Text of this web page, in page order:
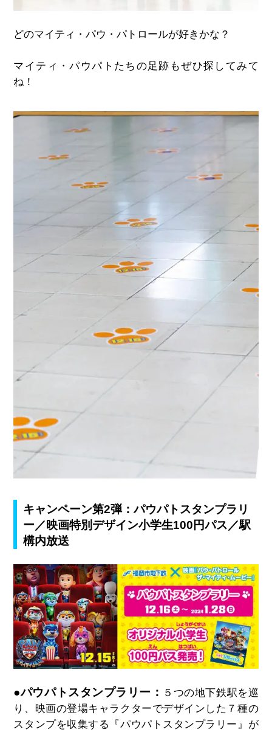
どのマイティ・パウ・パトロールが好きかな？
マイティ・パウパトたちの足跡もぜひ探してみて
ね！
キャンペーン第2弾：パウパトスタンプラリ
ー／映画特別デザイン小学生100円パス／駅
構内放送
●パウパトスタンプラリー： ５つの地下鉄駅を巡
り、映画の登場キャラクターでデザインした７種の
スタンプを収集する『パウパトスタンプラリー』が